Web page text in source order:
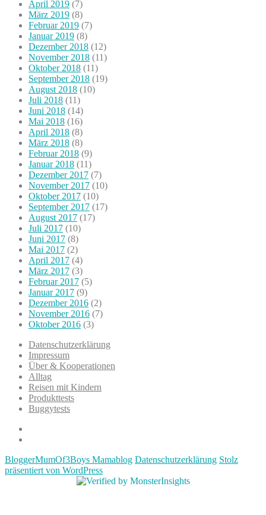
April 2019 (7)
März 2019 (8)
Februar 2019 (7)
Januar 2019 (8)
Dezember 2018 (12)
November 2018 (11)
Oktober 2018 (11)
September 2018 (19)
August 2018 (10)
Juli 2018 (11)
Juni 2018 (14)
Mai 2018 (16)
April 2018 (8)
März 2018 (8)
Februar 2018 (9)
Januar 2018 (11)
Dezember 2017 (7)
November 2017 (10)
Oktober 2017 (10)
September 2017 (17)
August 2017 (17)
Juli 2017 (10)
Juni 2017 (8)
Mai 2017 (2)
April 2017 (4)
März 2017 (3)
Februar 2017 (5)
Januar 2017 (9)
Dezember 2016 (2)
November 2016 (7)
Oktober 2016 (3)
Datenschutzerklärung
Impressum
Über & Kooperationen
Alltag
Reisen mit Kindern
Produkttests
Buggytests
BloggerMumOf3Boys Mamablog Datenschutzerklärung Stolz
präsentiert von WordPress